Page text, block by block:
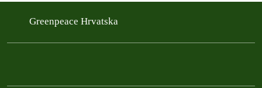
Greenpeace Hrvatska